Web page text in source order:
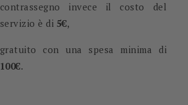
contrassegno invece il costo del
servizio è di 5€,
gratuito con una spesa minima di
100€.